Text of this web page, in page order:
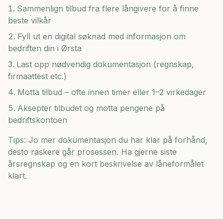
Sammenlign tilbud fra flere långivere for å finne
beste vilkår
Fyll ut en digital søknad med informasjon om
bedriften din i Ørsta
Last opp nødvendig dokumentasjon (regnskap,
firmaattest etc.)
Motta tilbud – ofte innen timer eller 1–2 virkedager
Aksepter tilbudet og motta pengene på
bedriftskontoen
Tips: Jo mer dokumentasjon du har klar på forhånd,
desto raskere går prosessen. Ha gjerne siste
årsregnskap og en kort beskrivelse av låneformålet
klart.